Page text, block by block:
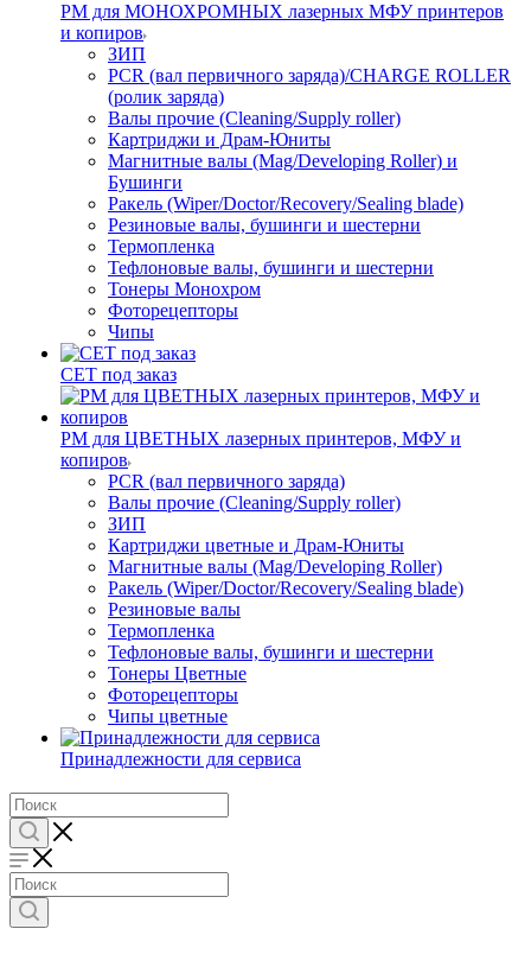
РМ для МОНОХРОМНЫХ лазерных МФУ принтеров
и копиров
ЗИП
PCR (вал первичного заряда)/CHARGE ROLLER
(ролик заряда)
Валы прочие (Cleaning/Supply roller)
Картриджи и Драм-Юниты
Магнитные валы (Mag/Developing Roller) и
Бушинги
Ракель (Wiper/Doctor/Recovery/Sealing blade)
Резиновые валы, бушинги и шестерни
Термопленка
Тефлоновые валы, бушинги и шестерни
Тонеры Монохром
Фоторецепторы
Чипы
CET под заказ
РМ для ЦВЕТНЫХ лазерных принтеров, МФУ и
копиров
PCR (вал первичного заряда)
Валы прочие (Cleaning/Supply roller)
ЗИП
Картриджи цветные и Драм-Юниты
Магнитные валы (Mag/Developing Roller)
Ракель (Wiper/Doctor/Recovery/Sealing blade)
Резиновые валы
Термопленка
Тефлоновые валы, бушинги и шестерни
Тонеры Цветные
Фоторецепторы
Чипы цветные
Принадлежности для сервиса